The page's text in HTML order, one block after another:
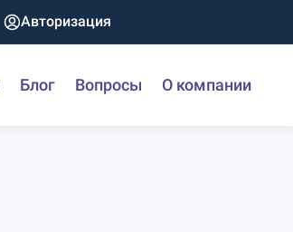
Авторизация
Блог Вопросы О компании